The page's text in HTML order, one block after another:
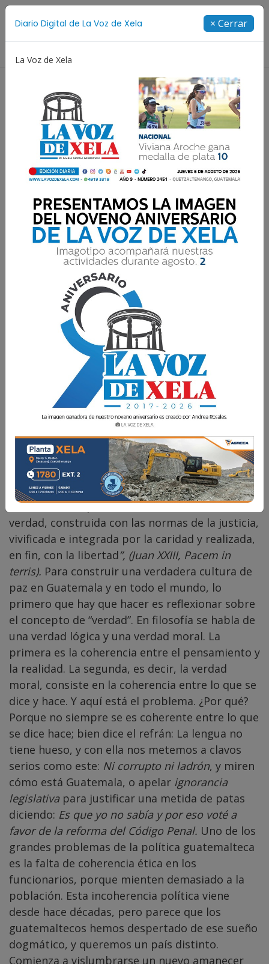
Diario Digital de La Voz de Xela × Cerrar
La Voz de Xela
La paz es fruto de la
verdad
P. Orlando Pérez 23 Septiembre 2017 11:30
ATRÉVETE “La paz ha de estar fundada sobre la
verdad, construida con las normas de la justicia,
vivificada e integrada por la caridad y realizada,
en fin, con la libertad”, (Juan XXIII, Pacem in
terris). Para construir una verdadera cultura de
paz en Guatemala y en todo el mundo, lo
primero que hay que hacer es reflexionar sobre
el concepto de “verdad”. En filosofía se habla de
una verdad lógica y una verdad moral. La
primera es la coherencia entre el pensamiento y
la realidad. La segunda, es decir, la verdad
moral, consiste en la coherencia entre lo que se
dice y hace. Y aquí está el problema. ¿Por qué?
Porque no siempre se es coherente entre lo que
se dice hace; bien dice el refrán: La lengua no
tiene hueso, y con ella nos metemos a clavos
serios como este: Ni corrupto ni ladrón, y miren
cómo está Guatemala, o apelar ignorancia
legislativapara justificar una metida de patas
diciendo: Es que yo no sabía y por eso voté a
favor de la reforma del Código Penal. Uno de los
grandes problemas de la política guatemalteca
es la falta de coherencia ética en los
funcionarios, porque mienten demasiado a la
población. Esta incoherencia política viene
desde hace décadas, pero parece que los
guatemaltecos hemos despertado de ese sueño
dogmático, y queremos un país distinto.
Comienza a vislumbrarse un nuevo amanecer